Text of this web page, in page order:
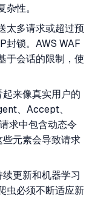
性。
太多请求或超过预
封锁。AWS WAF
于会话的限制，使
起来像真实用户的
、Accept、
求中包含动态令
元素会导致请求
续更新和机器学习
虫必须不断适应新